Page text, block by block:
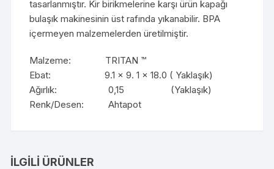
tasarlanmıştır. Kir birikmelerine karşı ürün kapağı
bulaşık makinesinin üst rafında yıkanabilir. BPA
içermeyen malzemelerden üretilmiştir.
Malzeme: TRITAN ™
Ebat: 9.1 x 9. 1 x 18.0 ( Yaklaşık)
Ağırlık: 0,15 (Yaklaşık)
Renk/Desen: Ahtapot
İLGILI ÜRÜNLER